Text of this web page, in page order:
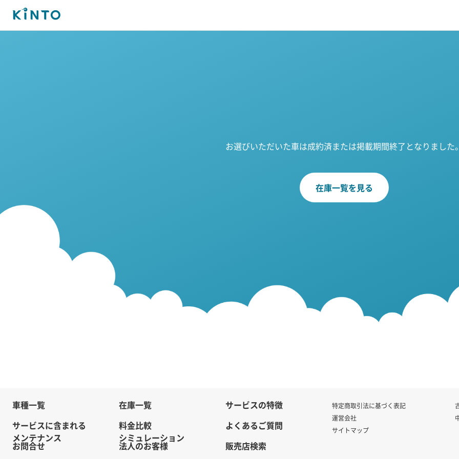
お選びいただいた車は成約済または掲載期間終了となりました
在庫一覧を見る
車種一覧 在庫一覧
サービスの特徴
サービスに含まれる
メンテナンス
料金比較
シミュレーション
よくあるご質問
お問合せ
法人のお客様 販売店検索
特定商取引法に基づく表記
運営会社
サイトマップ